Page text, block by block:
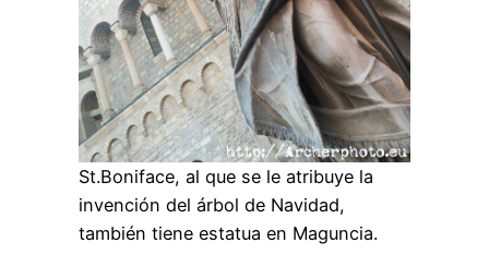
St.Boniface, al que se le atribuye la
invención del árbol de Navidad,
también tiene estatua en Maguncia.